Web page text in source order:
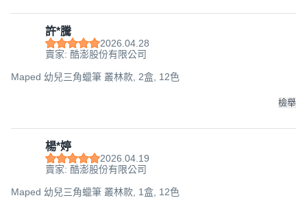
許*騰
2026.04.28
賣家: 酷澎股份有限公司
Maped 幼兒三角蠟筆 叢林款, 2盒, 12色
檢舉
楊*婷
2026.04.19
賣家: 酷澎股份有限公司
Maped 幼兒三角蠟筆 叢林款, 1盒, 12色